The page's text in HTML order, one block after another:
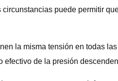
puede permitir
la misma tensión en todas
de la presión